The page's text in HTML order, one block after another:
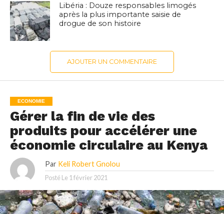
Libéria : Douze responsables limogés
après la plus importante saisie de
drogue de son histoire
AJOUTER UN COMMENTAIRE
ECONOMIE
Gérer la fin de vie des
produits pour accélérer une
économie circulaire au Kenya
Par Keli Robert Gnolou
Posté Le 1 février 2021